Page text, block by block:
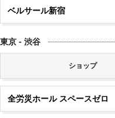
ベルサール新宿
東京 - 渋谷
ショップ
全労災ホール スペースゼロ